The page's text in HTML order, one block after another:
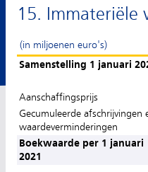
15. Immateriële
(in miljoenen euro's)
Samenstelling 1 januari
Aanschaffingsprijs
Gecumuleerde afschrijvingen
waardeverminderingen
Boekwaarde per 1 januari
2021